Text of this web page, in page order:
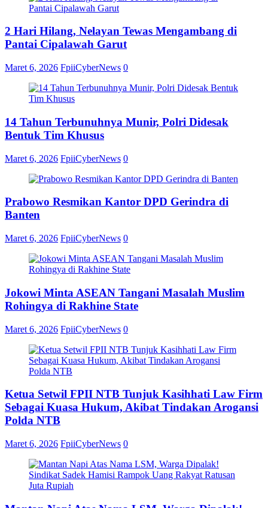
2 Hari Hilang, Nelayan Tewas Mengambang di
Pantai Cipalawah Garut
Maret 6, 2026 FpiiCyberNews 0
14 Tahun Terbunuhnya Munir, Polri Didesak
Bentuk Tim Khusus
Maret 6, 2026 FpiiCyberNews 0
Prabowo Resmikan Kantor DPD Gerindra di
Banten
Maret 6, 2026 FpiiCyberNews 0
Jokowi Minta ASEAN Tangani Masalah Muslim
Rohingya di Rakhine State
Maret 6, 2026 FpiiCyberNews 0
Ketua Setwil FPII NTB Tunjuk Kasihhati Law Firm
Sebagai Kuasa Hukum, Akibat Tindakan Arogansi
Polda NTB
Maret 6, 2026 FpiiCyberNews 0